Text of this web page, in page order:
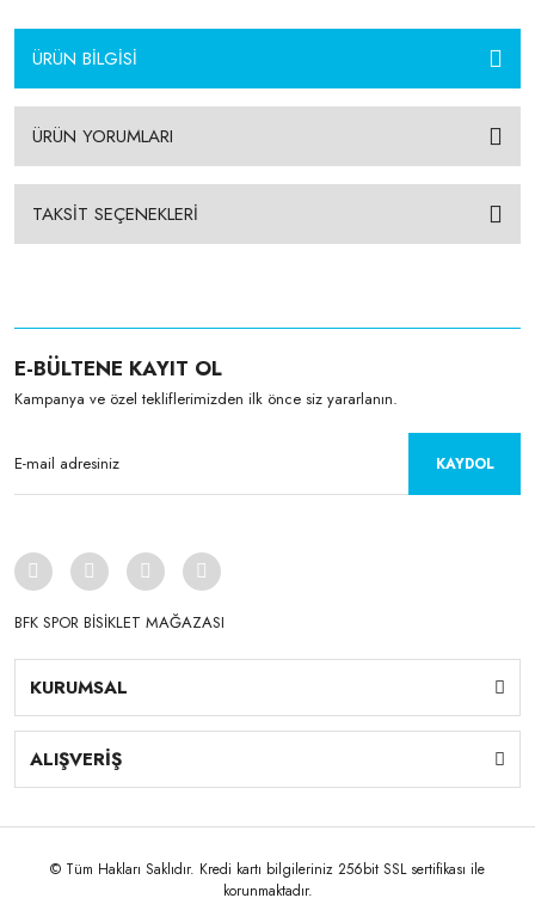
ÜRÜN BİLGİSİ
ÜRÜN YORUMLARI
TAKSİT SEÇENEKLERİ
E-BÜLTENE KAYIT OL
Kampanya ve özel tekliflerimizden ilk önce siz yararlanın.
KAYDOL
BFK SPOR BİSİKLET MAĞAZASI
KURUMSAL
ALIŞVERİŞ
© Tüm Hakları Saklıdır. Kredi kartı bilgileriniz 256bit SSL sertifikası ile
korunmaktadır.